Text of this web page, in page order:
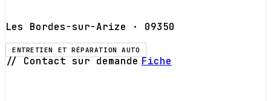
Les Bordes-sur-Arize · 09350
ENTRETIEN ET RÉPARATION AUTO
// Contact sur demande Fiche